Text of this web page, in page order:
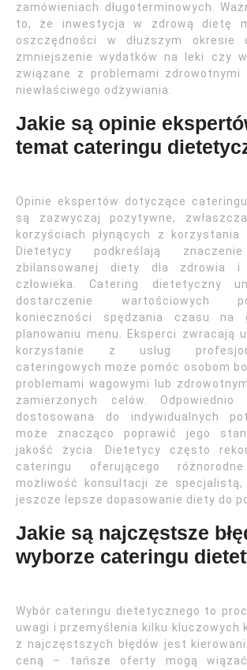
zamówieniach długoterminowych.
to, że inwestycja w zdrową dietę
oszczędności w dłuższym okresie
zmniejszenie wydatków na leki czy
związane z problemami zdrowotnymi
niewłaściwego odżywiania.
Jakie są opinie
temat cateringu
Opinie ekspertów dotyczące
są zazwyczaj pozytywne,
korzyściach płynących z korzystania
Dietetycy podkreślają
zbilansowanej diety dla zdrowia i
człowieka. Catering dietetyczny
dostarczenie wartościowych
konieczności spędzania czasu na
planowaniu menu. Eksperci zwracają
korzystanie z usług
cateringowych może pomóc osobom
problemami wagowymi lub
zamierzonych celów. Odpowiednio
dostosowana do indywidualnych
może znacząco poprawić jego
jakość życia. Dietetycy często
cateringu oferującego
możliwość konsultacji ze specjalistą,
jeszcze lepsze dopasowanie diety do
Jakie są najczęstsze
wyborze cateringu
Wybór cateringu dietetycznego to
uwagi i przemyślenia kilku kluczowych
z najczęstszych błędów jest
ceną – tańsze oferty mogą